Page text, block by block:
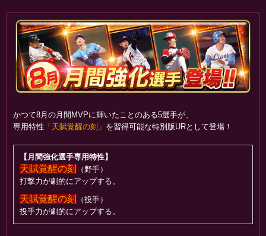
かつて8月の月間MVPに輝いたことのある5選手が、
専用特性 「天賦覚醒の刻」 を習得可能な特別版URとして登場！
【月間強化選手専用特性】
天賦覚醒の刻
（野手）
打撃力が劇的にアップする。
天賦覚醒の刻
（投手）
投手力が劇的にアップする。